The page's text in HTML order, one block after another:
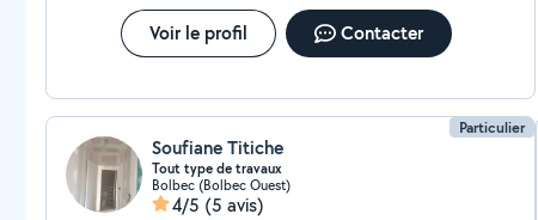
Voir le profil Contacter
Particulier
Soufiane Titiche
Tout type de travaux
Bolbec (Bolbec Ouest)
4/5 (5 avis)